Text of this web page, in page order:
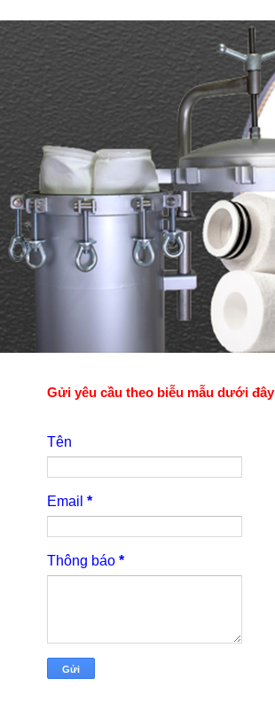
Gửi yêu cầu theo biễu mẫu dưới đây
Tên
Email *
Thông báo *